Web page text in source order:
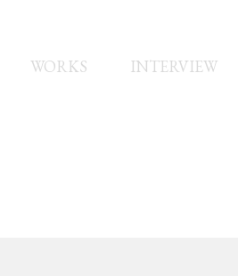
WORKS INTERVIEW